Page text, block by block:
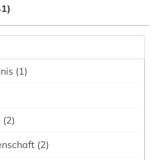
Kunstgeschichte (16)
Kommunikationsdesign (11)
adressverzeichnis (1)
alte geschichte (2)
altertumswissenschaft (2)